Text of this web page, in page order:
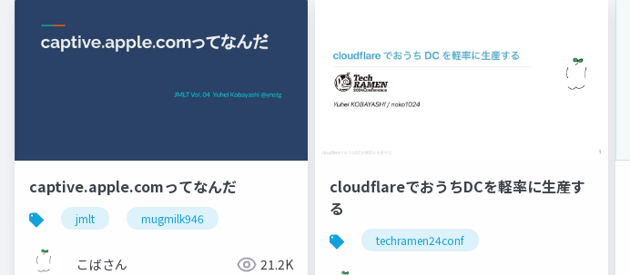
captive.apple.comってなんだ
jmlt mugmilk946
こばさん 21.2K
cloudflareでおうちDCを軽率に生産す
る
techramen24conf